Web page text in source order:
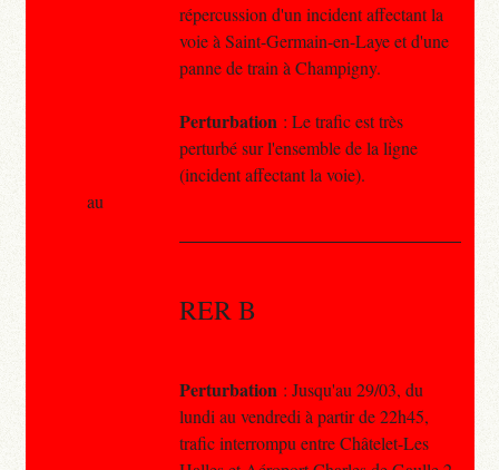
répercussion d'un incident affectant la
voie à Saint-Germain-en-Laye et d'une
panne de train à Champigny.
Perturbation : Le trafic est très
perturbé sur l'ensemble de la ligne
(incident affectant la voie).
RER B
Perturbation : Jusqu'au 29/03, du
lundi au vendredi à partir de 22h45,
trafic interrompu entre Châtelet-Les
au